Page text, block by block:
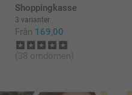
Shoppingkasse
3 varianter
Från 169,00
(38 omdömen)